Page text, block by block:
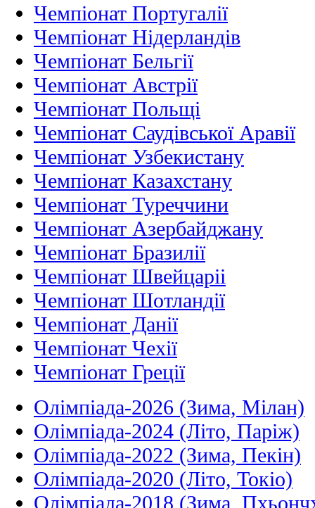
Чемпіонат Португалії
Чемпіонат Нідерландiв
Чемпіонат Бельгії
Чемпіонат Австрії
Чемпіонат Польщі
Чемпіонат Саудівської Аравії
Чемпіонат Узбекистану
Чемпіонат Казахстану
Чемпіонат Туреччини
Чемпіонат Азербайджану
Чемпіонат Бразилії
Чемпіонат Швейцаріі
Чемпіонат Шотландії
Чемпіонат Данії
Чемпіонат Чехії
Чемпіонат Греції
Олімпіада-2026 (Зима, Мілан)
Олімпіада-2024 (Літо, Паріж)
Олімпіада-2022 (Зима, Пекін)
Олімпіада-2020 (Літо, Токіо)
Олімпіада-2018 (Зима,